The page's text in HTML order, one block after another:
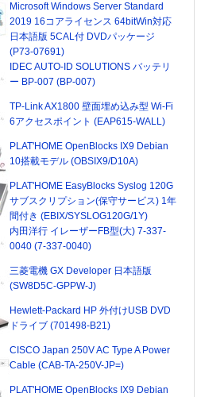
Microsoft Windows Server Standard
2019 16コアライセンス 64bitWin対応
日本語版 5CAL付 DVDパッケージ
(P73-07691)
IDEC AUTO-ID SOLUTIONS バッテリ
ー BP-007 (BP-007)
TP-Link AX1800 壁面埋め込み型 Wi-Fi
6アクセスポイント (EAP615-WALL)
PLAT'HOME OpenBlocks IX9 Debian
10搭載モデル (OBSIX9/D10A)
PLAT'HOME EasyBlocks Syslog 120G
サブスクリプション(保守サービス) 1年
間付き (EBIX/SYSLOG120G/1Y)
内田洋行 イレーザーFB型(大) 7-337-
0040 (7-337-0040)
三菱電機 GX Developer 日本語版
(SW8D5C-GPPW-J)
Hewlett-Packard HP 外付けUSB DVD
ドライブ (701498-B21)
CISCO Japan 250V AC Type A Power
Cable (CAB-TA-250V-JP=)
PLAT'HOME OpenBlocks IX9 Debian